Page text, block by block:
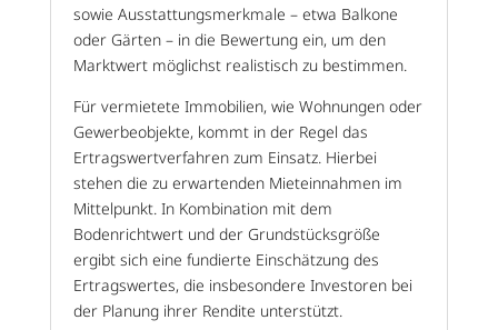
sowie Ausstattungsmerkmale – etwa Balkone
oder Gärten – in die Bewertung ein, um den
Marktwert möglichst realistisch zu bestimmen.
Für vermietete Immobilien, wie Wohnungen oder
Gewerbeobjekte, kommt in der Regel das
Ertragswertverfahren zum Einsatz. Hierbei
stehen die zu erwartenden Mieteinnahmen im
Mittelpunkt. In Kombination mit dem
Bodenrichtwert und der Grundstücksgröße
ergibt sich eine fundierte Einschätzung des
Ertragswertes, die insbesondere Investoren bei
der Planung ihrer Rendite unterstützt.